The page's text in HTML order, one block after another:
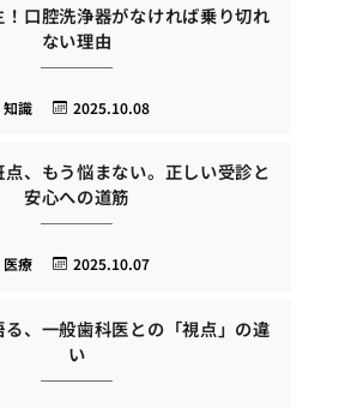
口腔洗浄器がなければ乗り切れ
ない理由
2025.10.08
知識
、もう悩まない。正しい受診と
安心への道筋
2025.10.07
医療
、一般歯科医との「視点」の違
い